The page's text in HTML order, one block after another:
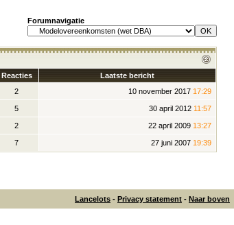
Forumnavigatie
Reacties
Laatste bericht
2 10 november 2017 17:29
5 30 april 2012 11:57
2 22 april 2009 13:27
7 27 juni 2007 19:39
Lancelots - Privacy statement - Naar boven